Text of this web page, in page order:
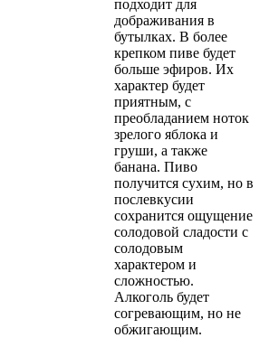
подходит для
дображивания в
бутылках. В более
крепком пиве будет
больше эфиров. Их
характер будет
приятным, с
преобладанием ноток
зрелого яблока и
груши, а также
банана. Пиво
получится сухим, но в
послевкусии
сохранится ощущение
солодовой сладости с
солодовым
характером и
сложностью.
Алкоголь будет
согревающим, но не
обжигающим.